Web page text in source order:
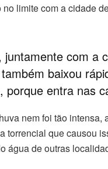
limite com a cidade
juntamente com a
baixou
porque entra nas
nem foi tão
torrencial que causou
água de outras